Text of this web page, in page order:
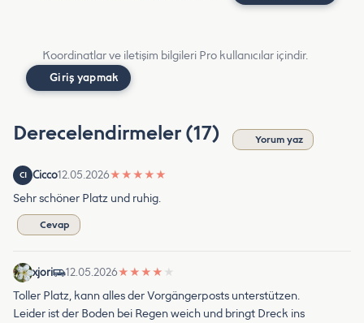
Koordinatlar ve iletişim bilgileri Pro kullanıcılar içindir.
Giriş yapmak
Derecelendirmeler (17) Yorum yaz
CI Cicco12.05.2026★ ★ ★ ★ ★
Sehr schöner Platz und ruhig.
Cevap
xjori 12.05.2026★ ★ ★ ★ ★
Toller Platz, kann alles der Vorgängerposts unterstützen.
Leider ist der Boden bei Regen weich und bringt Dreck ins